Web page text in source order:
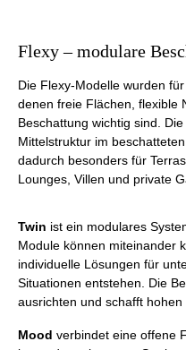
Flexy – modulare
Die Flexy-Modelle wurden
denen freie Flächen, flexible
Beschattung wichtig sind.
Mittelstruktur im
dadurch besonders für
Lounges, Villen und private
Twin ist ein modulares
Module können miteinander
individuelle Lösungen für
Situationen entstehen. Die
ausrichten und schafft hohen
Mood verbindet eine offene